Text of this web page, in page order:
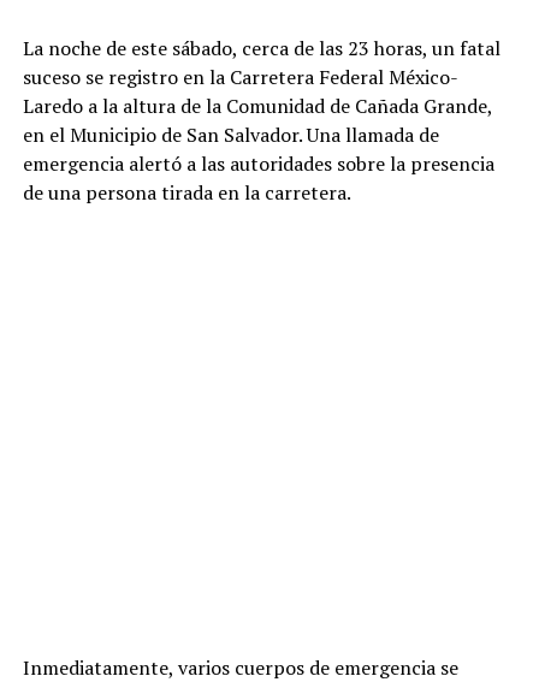
La noche de este sábado, cerca de las 23 horas, un fatal
suceso se registro en la Carretera Federal México-
Laredo a la altura de la Comunidad de Cañada Grande,
en el Municipio de San Salvador. Una llamada de
emergencia alertó a las autoridades sobre la presencia
de una persona tirada en la carretera.
Inmediatamente, varios cuerpos de emergencia se